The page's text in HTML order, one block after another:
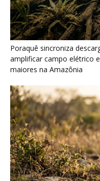
Poraquê sincroniza
amplificar campo elétrico
maiores na Amazônia